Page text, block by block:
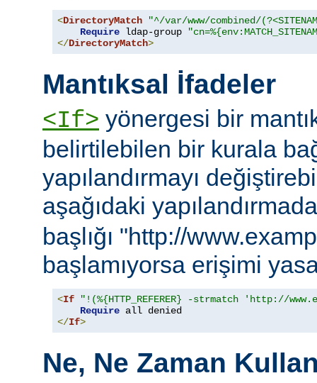
<DirectoryMatch
"^/var/www/combined/
Require ldap-group
</DirectoryMatch>
Mantıksal İfadeler
<If> yönergesi bir
belirtilebilen bir kurala
yapılandırmayı
aşağıdaki
başlığı "http://
başlamıyorsa erişimi
<If
"!(%{HTTP_REFERER} -strmatch 'http://
Require
</If>
Ne, Ne Zaman